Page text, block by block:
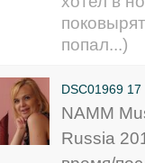
попал...)
DSC01969 17
NAMM
Russia